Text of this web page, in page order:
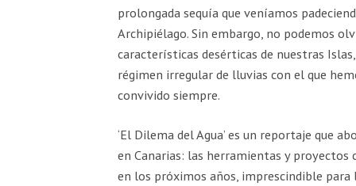
prolongada sequía que veníamos
Archipiélago. Sin embargo, no podemos
características desérticas de nuestras
régimen irregular de lluvias con el que
convivido siempre.
‘El Dilema del Agua’ es un reportaje que
en Canarias: las herramientas y proyectos
en los próximos años, imprescindible para